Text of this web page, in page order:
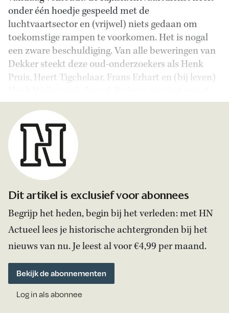
onder één hoedje gespeeld met de
luchtvaartsector en (vrijwel) niets gedaan om
toekomstige rampen te voorkomen. Het is nogal
een zware beschuldiging. Van alle beweringen van
Dekker steekt deze oud-onderzoekers als Henk
Pruis, Heert Tigchelaar, Frans Erhart en (bij leven)
Dit artikel is exclusief voor abonnees
Begrijp het heden, begin bij het verleden: met HN
Actueel lees je historische achtergronden bij het
nieuws van nu. Je leest al voor €4,99 per maand.
Bekijk de abonnementen
Log in als abonnee